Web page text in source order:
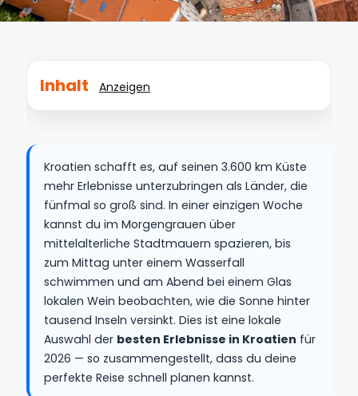
Inhalt Anzeigen
Kroatien schafft es, auf seinen 3.600 km Küste
mehr Erlebnisse unterzubringen als Länder, die
fünfmal so groß sind. In einer einzigen Woche
kannst du im Morgengrauen über
mittelalterliche Stadtmauern spazieren, bis
zum Mittag unter einem Wasserfall
schwimmen und am Abend bei einem Glas
lokalen Wein beobachten, wie die Sonne hinter
tausend Inseln versinkt. Dies ist eine lokale
Auswahl der besten Erlebnisse in Kroatien für
2026 — so zusammengestellt, dass du deine
perfekte Reise schnell planen kannst.